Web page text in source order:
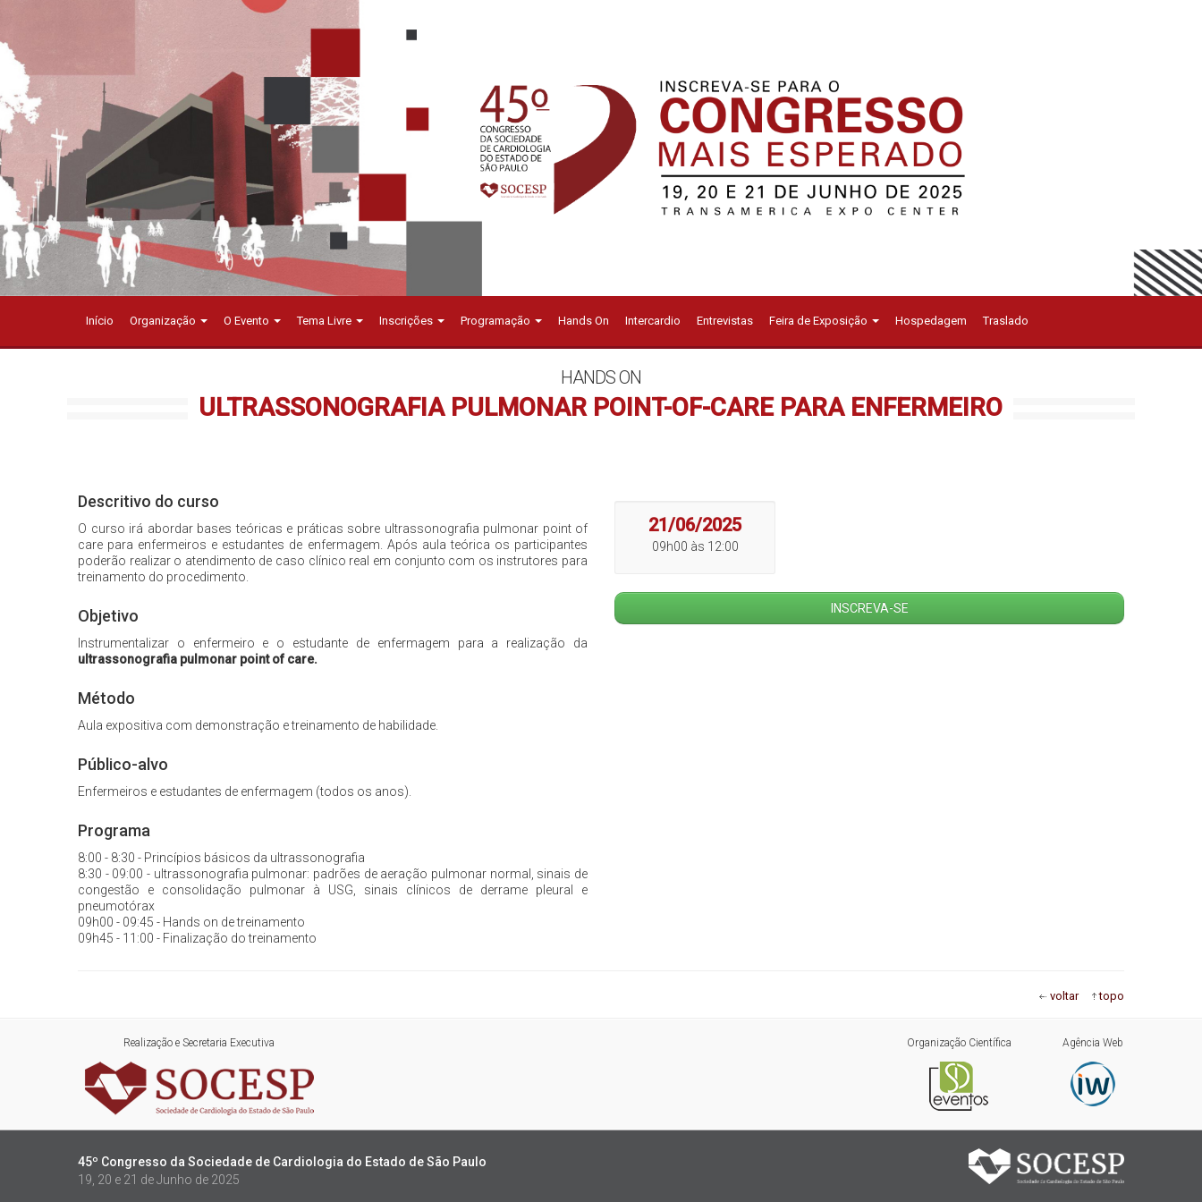
Início Organização O Evento Tema Livre Inscrições Programação Hands On Intercardio Entrevistas Feira de Exposição Hospedagem Traslado
HANDS ON
ULTRASSONOGRAFIA PULMONAR POINT-OF-CARE PARA ENFERMEIRO
Descritivo do curso
O curso irá abordar bases teóricas e práticas sobre ultrassonografia pulmonar point of
care para enfermeiros e estudantes de enfermagem. Após aula teórica os participantes
poderão realizar o atendimento de caso clínico real em conjunto com os instrutores para
treinamento do procedimento.
Objetivo
Instrumentalizar o enfermeiro e o estudante de enfermagem para a realização da
ultrassonografia pulmonar point of care.
Método
Aula expositiva com demonstração e treinamento de habilidade.
Público-alvo
Enfermeiros e estudantes de enfermagem (todos os anos).
Programa
8:00 - 8:30 - Princípios básicos da ultrassonografia
8:30 - 09:00 - ultrassonografia pulmonar: padrões de aeração pulmonar normal, sinais de
congestão e consolidação pulmonar à USG, sinais clínicos de derrame pleural e
pneumotórax
09h00 - 09:45 - Hands on de treinamento
09h45 - 11:00 - Finalização do treinamento
21/06/2025
09h00 às 12:00
INSCREVA-SE
voltar topo
Realização e Secretaria Executiva Organização Científica Agência Web
45º Congresso da Sociedade de Cardiologia do Estado de São Paulo
19, 20 e 21 de Junho de 2025